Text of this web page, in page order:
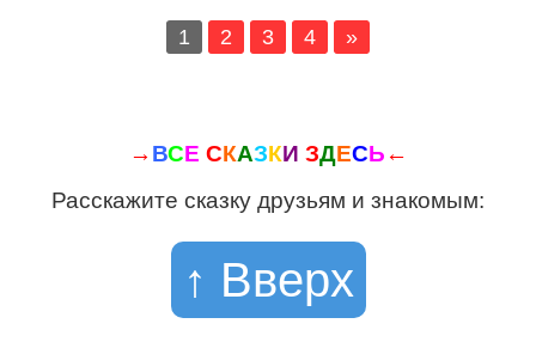
1 2 3 4 »
→ ВСЕ СКАЗКИ ЗДЕСЬ ←
Расскажите сказку друзьям и знакомым:
↑ Вверх